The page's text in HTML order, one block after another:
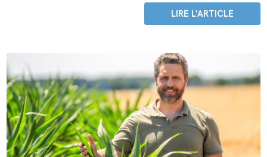
LIRE L'ARTICLE